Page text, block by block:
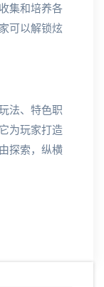
集和培养各
可以解锁炫
法、特色职
为玩家打造
探索，纵横